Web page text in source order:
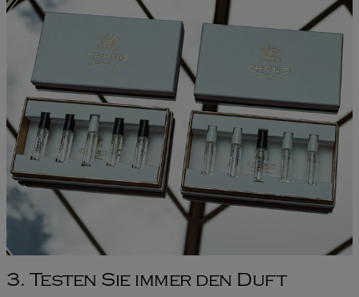
3. Testen Sie immer den Duft